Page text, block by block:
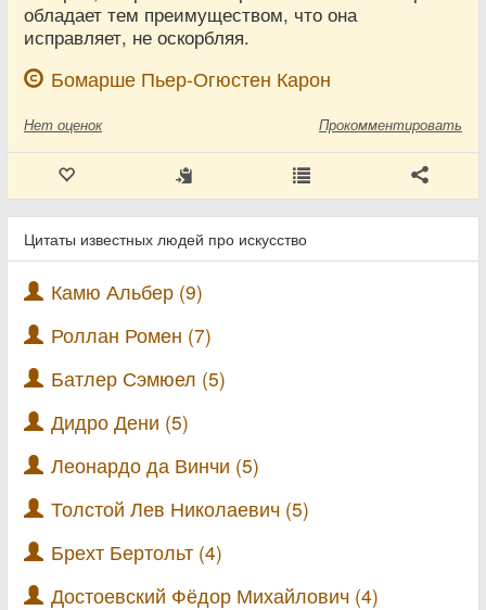
обладает тем преимуществом, что она
исправляет, не оскорбляя.
Бомарше Пьер-Огюстен Карон
Нет оценок Прокомментировать
Цитаты известных людей про искусство
Камю Альбер (9)
Роллан Ромен (7)
Батлер Сэмюел (5)
Дидро Дени (5)
Леонардо да Винчи (5)
Толстой Лев Николаевич (5)
Брехт Бертольт (4)
Достоевский Фёдор Михайлович (4)